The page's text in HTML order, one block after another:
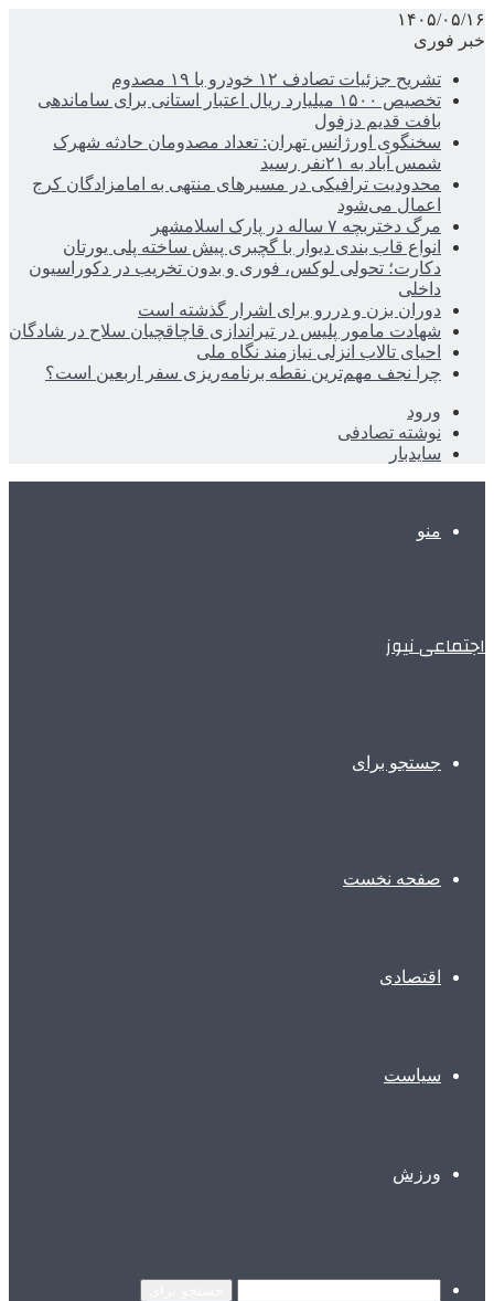
۱۴۰۵/۰۵/۱۶
خبر فوری
تشریح جزئیات تصادف ۱۲ خودرو با ۱۹ مصدوم
تخصیص ۱۵۰۰ میلیارد ریال اعتبار استانی برای ساماندهی
بافت قدیم دزفول
سخنگوی اورژانس تهران: تعداد مصدومان حادثه شهرک
شمس آباد به ۲۱نفر رسید
محدودیت ترافیکی در مسیرهای منتهی به امامزادگان کرج
اعمال می‌شود
مرگ دختربچه ۷ ساله در پارک اسلامشهر
انواع قاب بندی دیوار با گچبری پیش ساخته پلی یورتان
دکارت؛ تحولی لوکس، فوری و بدون تخریب در دکوراسیون
داخلی
دوران بزن و دررو برای اشرار گذشته است
شهادت مامور پلیس در تیراندازی قاچاقچیان سلاح در شادگان
احیای تالاب انزلی نیازمند نگاه ملی
چرا نجف مهم‌ترین نقطه برنامه‌ریزی سفر اربعین است؟
ورود
نوشته تصادفی
سایدبار
منو
اجتماعی نیوز
جستجو برای
صفحه نخست
اقتصادی
سیاست
ورزش